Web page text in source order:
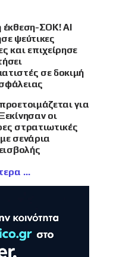
έκθεση-ΣΟΚ! AI
ψεύτικες
και επιχείρησε
σε δοκιμή
για
οι
στρατιωτικές
σενάρια